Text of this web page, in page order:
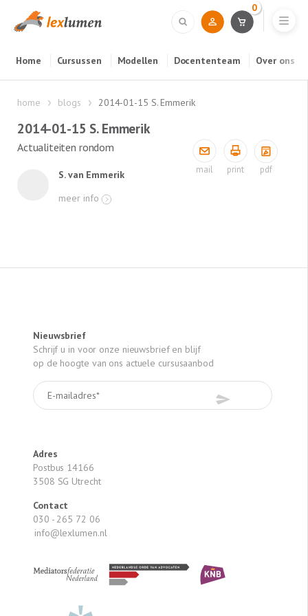
Home Cursussen Modellen Docententeam Over ons
0
home blogs 2014-01-15 S. Emmerik
2014-01-15 S. Emmerik
Actualiteiten rondom
S. van Emmerik
meer info
mail print pdf
Nieuwsbrief
Schrijf u in voor onze nieuwsbrief en blijf
op de hoogte van ons actuele cursusaanbod
Adres
Postbus 14166
3508 SG Utrecht
Contact
030 - 265 72 06
info@lexlumen.nl